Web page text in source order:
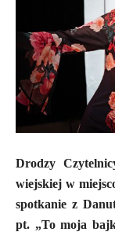
Drodzy
wiejskiej w
spotkanie z
pt. „To moja